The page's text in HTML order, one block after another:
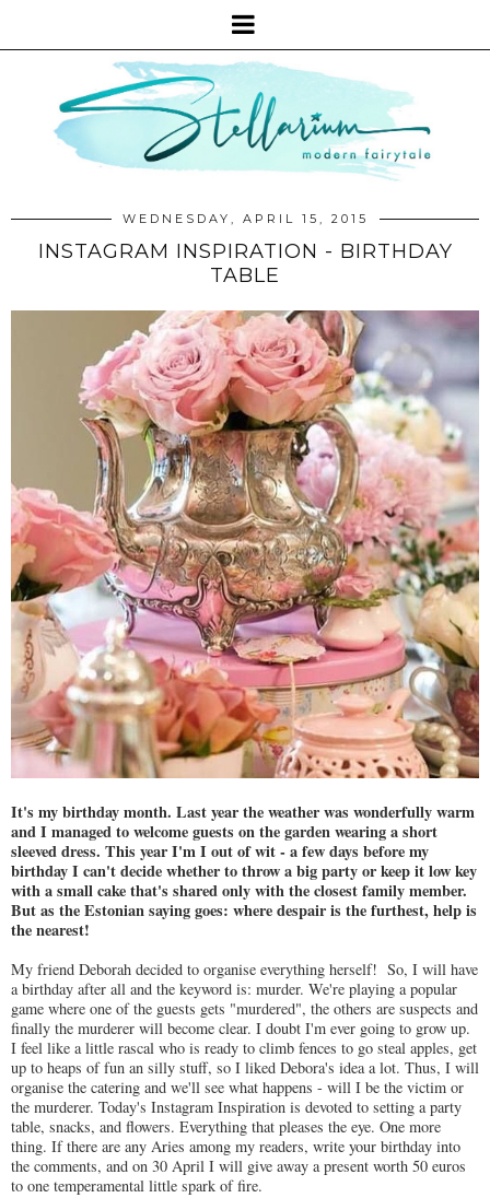
WEDNESDAY, APRIL 15, 2015
INSTAGRAM INSPIRATION - BIRTHDAY
TABLE
It's my birthday month. Last year the weather was wonderfully warm
and I managed to welcome guests on the garden wearing a short
sleeved dress. This year I'm I out of wit - a few days before my
birthday I can't decide whether to throw a big party or keep it low key
with a small cake that's shared only with the closest family member.
But as the Estonian saying goes: where despair is the furthest, help is
the nearest!
My friend Deborah decided to organise everything herself! So, I will have
a birthday after all and the keyword is: murder. We're playing a popular
game where one of the guests gets "murdered", the others are suspects and
finally the murderer will become clear. I doubt I'm ever going to grow up.
I feel like a little rascal who is ready to climb fences to go steal apples, get
up to heaps of fun an silly stuff, so I liked Debora's idea a lot. Thus, I will
organise the catering and we'll see what happens - will I be the victim or
the murderer. Today's Instagram Inspiration is devoted to setting a party
table, snacks, and flowers. Everything that pleases the eye. One more
thing. If there are any Aries among my readers, write your birthday into
the comments, and on 30 April I will give away a present worth 50 euros
to one temperamental little spark of fire.